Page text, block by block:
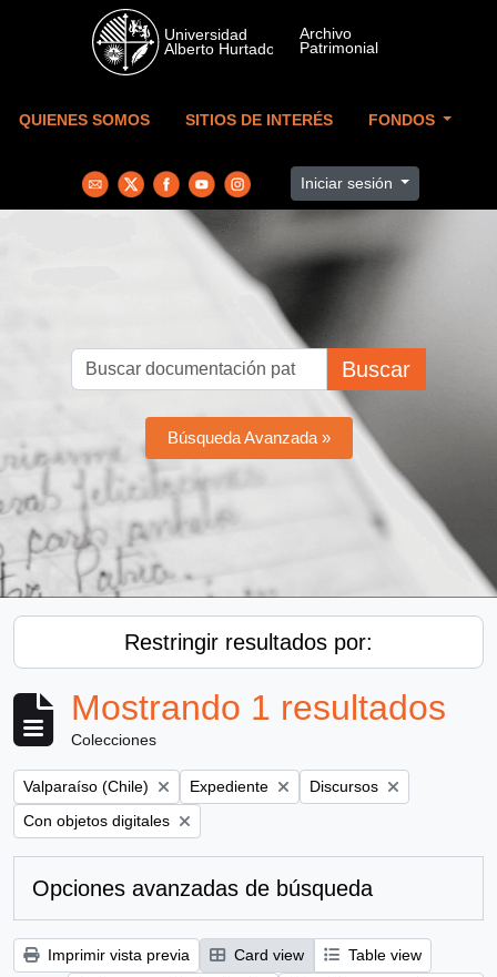
Skip to main content
QUIENES SOMOS SITIOS DE INTERÉS FONDOS
Iniciar sesión
Buscar
Búsqueda Avanzada »
Restringir resultados por:
Mostrando 1 resultados
Colecciones
Remove filter:
Valparaíso (Chile) Remove filter:
Expediente Remove filter:
Discursos
Remove filter:
Con objetos digitales
Opciones avanzadas de búsqueda
Imprimir vista previa Card view
Table view